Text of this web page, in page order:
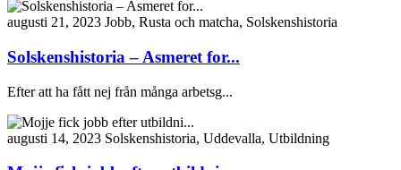
augusti 21, 2023 Jobb, Rusta och matcha, Solskenshistoria
Solskenshistoria – Asmeret for...
Efter att ha fått nej från många arbetsg...
augusti 14, 2023 Solskenshistoria, Uddevalla, Utbildning